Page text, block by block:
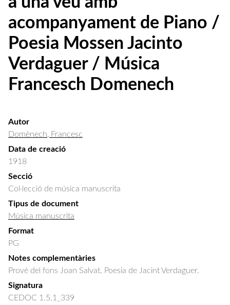
acompanyament de Piano /
Poesia Mossen Jacinto
Verdaguer / Música
Francesch Domenech
Autor
Domènech, Francesc
Data de creació
1918
Secció
Col·lecció de música manuscrita
Tipus de document
Música manuscrita
Format
PG
Notes complementàries
Prové del fons Joan Salvat. Poesia de Jacint Verdaguer.
Signatura
CEDOC 1.5.1_339